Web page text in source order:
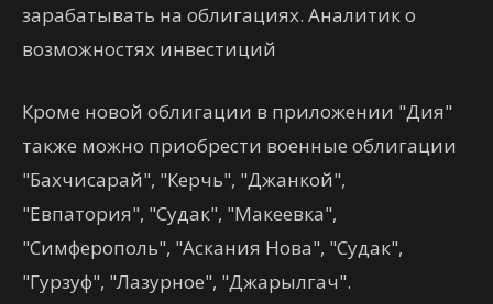
зарабатывать на облигациях. Аналитик о
возможностях инвестиций
Кроме новой облигации в приложении "Дия"
также можно приобрести военные облигации
"Бахчисарай", "Керчь", "Джанкой",
"Евпатория", "Судак", "Макеевка",
"Симферополь", "Аскания Нова", "Судак",
"Гурзуф", "Лазурное", "Джарылгач".